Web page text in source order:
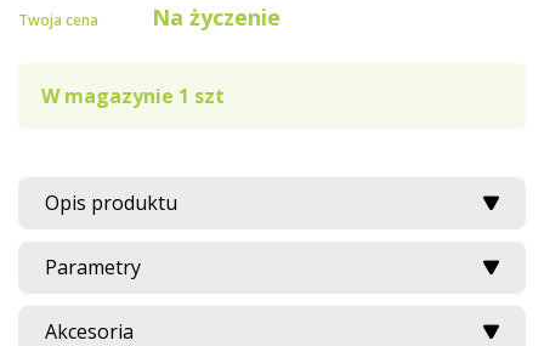
Twoja cena Na życzenie
W magazynie 1 szt
Opis produktu
Parametry
Akcesoria